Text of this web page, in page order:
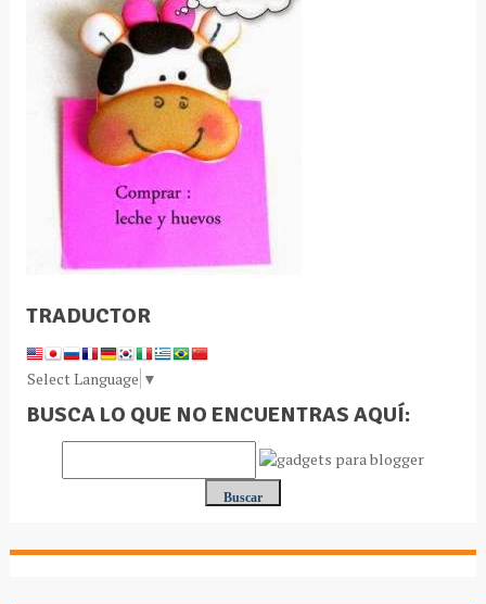
TRADUCTOR
Select Language ▼
BUSCA LO QUE NO ENCUENTRAS AQUÍ: